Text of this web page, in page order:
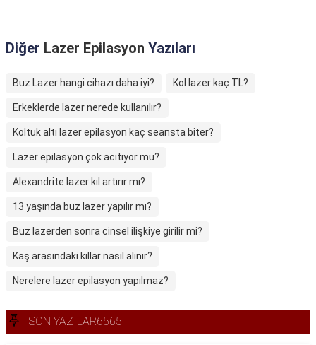
Diğer Lazer Epilasyon Yazıları
Buz Lazer hangi cihazı daha iyi? Kol lazer kaç TL?
Erkeklerde lazer nerede kullanılır?
Koltuk altı lazer epilasyon kaç seansta biter?
Lazer epilasyon çok acıtıyor mu?
Alexandrite lazer kıl artırır mı?
13 yaşında buz lazer yapılır mı?
Buz lazerden sonra cinsel ilişkiye girilir mi?
Kaş arasındaki kıllar nasıl alınır?
Nerelere lazer epilasyon yapılmaz?
SON YAZILAR6565